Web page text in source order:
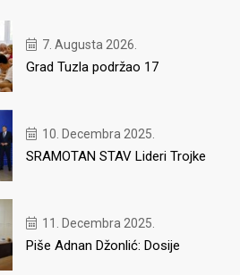
7. Augusta 2026.
Grad Tuzla podržao 17
10. Decembra 2025.
SRAMOTAN STAV Lideri Trojke
11. Decembra 2025.
Piše Adnan Džonlić: Dosije